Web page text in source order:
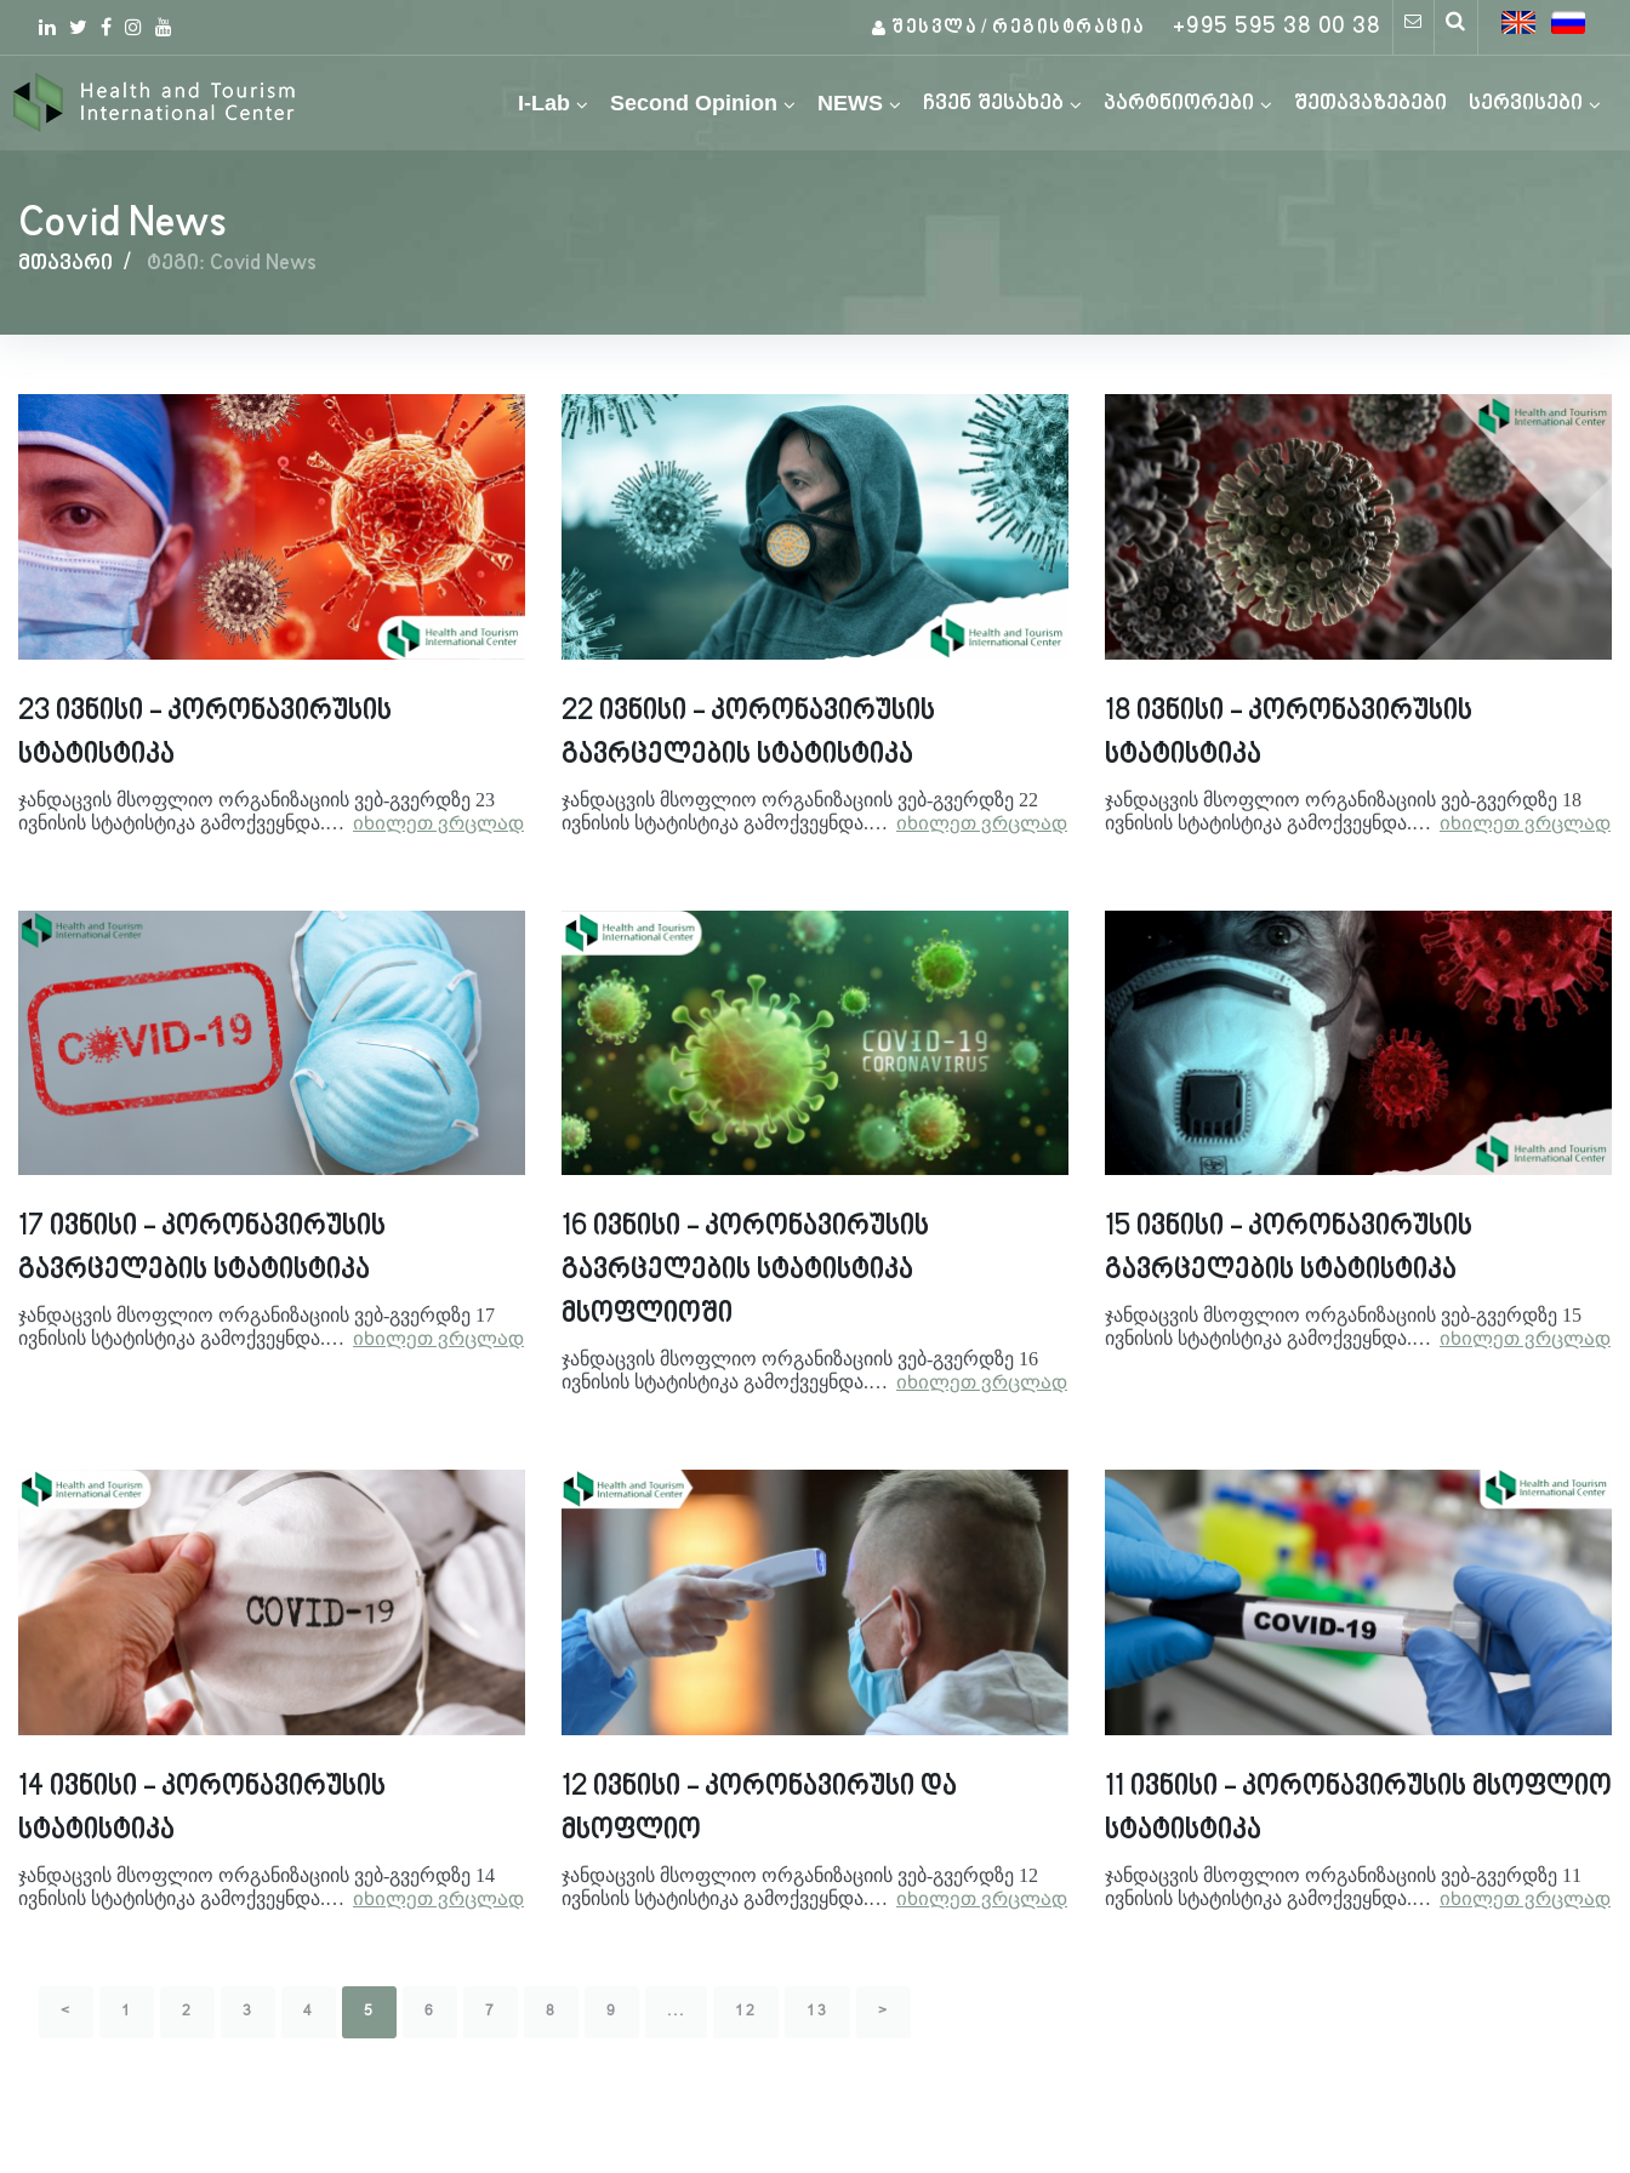
Linkedin
TwitterFacebook
Instagram
youtube
შესვლა / რეგისტრაცია +995 595 38 00 38
I-Lab Second Opinion NEWS ჩვენ შესახებ პარტნიორები შეთავაზებები სერვისები
Covid News
მთავარი / ტეგი: Covid News
Covid
News
23 ივნისი - კორონავირუსის
სტატისტიკა
ჯანდაცვის მსოფლიო ორგანიზაციის ვებ-გვერდზე 23
ივნისის სტატისტიკა გამოქვეყნდა.… იხილეთ ვრცლად
22 ივნისი - კორონავირუსის
გავრცელების სტატისტიკა
ჯანდაცვის მსოფლიო ორგანიზაციის ვებ-გვერდზე 22
ივნისის სტატისტიკა გამოქვეყნდა.… იხილეთ ვრცლად
18 ივნისი - კორონავირუსის
სტატისტიკა
ჯანდაცვის მსოფლიო ორგანიზაციის ვებ-გვერდზე 18
ივნისის სტატისტიკა გამოქვეყნდა.… იხილეთ ვრცლად
17 ივნისი - კორონავირუსის
გავრცელების სტატისტიკა
ჯანდაცვის მსოფლიო ორგანიზაციის ვებ-გვერდზე 17
ივნისის სტატისტიკა გამოქვეყნდა.… იხილეთ ვრცლად
16 ივნისი - კორონავირუსის
გავრცელების სტატისტიკა
მსოფლიოში
ჯანდაცვის მსოფლიო ორგანიზაციის ვებ-გვერდზე 16
ივნისის სტატისტიკა გამოქვეყნდა.… იხილეთ ვრცლად
15 ივნისი - კორონავირუსის
გავრცელების სტატისტიკა
ჯანდაცვის მსოფლიო ორგანიზაციის ვებ-გვერდზე 15
ივნისის სტატისტიკა გამოქვეყნდა.… იხილეთ ვრცლად
14 ივნისი - კორონავირუსის
სტატისტიკა
ჯანდაცვის მსოფლიო ორგანიზაციის ვებ-გვერდზე 14
ივნისის სტატისტიკა გამოქვეყნდა.… იხილეთ ვრცლად
12 ივნისი - კორონავირუსი და
მსოფლიო
ჯანდაცვის მსოფლიო ორგანიზაციის ვებ-გვერდზე 12
ივნისის სტატისტიკა გამოქვეყნდა.… იხილეთ ვრცლად
11 ივნისი - კორონავირუსის მსოფლიო
სტატისტიკა
ჯანდაცვის მსოფლიო ორგანიზაციის ვებ-გვერდზე 11
ივნისის სტატისტიკა გამოქვეყნდა.… იხილეთ ვრცლად
< 1 2 3 4 5 6 7 8 9 ... 12 13 >